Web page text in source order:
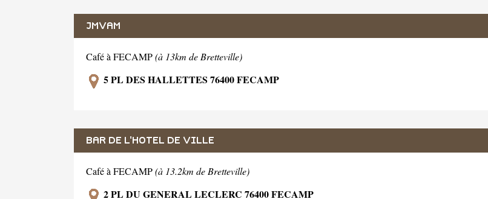
JMVAM
Café à FECAMP(à 13km de Bretteville)
5 PL DES HALLETTES 76400 FECAMP
BAR DE L'HOTEL DE VILLE
Café à FECAMP(à 13.2km de Bretteville)
2 PL DU GENERAL LECLERC 76400 FECAMP